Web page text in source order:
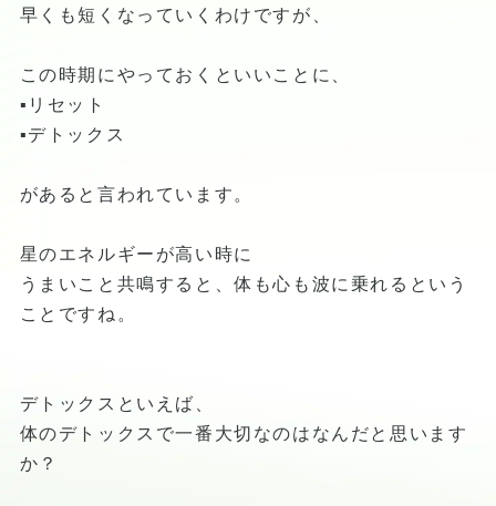
早くも短くなっていくわけですが、
この時期にやっておくといいことに、
▪️リセット
▪️デトックス
があると言われています。
星のエネルギーが高い時に
うまいこと共鳴すると、体も心も波に乗れるという
ことですね。
デトックスといえば、
体のデトックスで一番大切なのはなんだと思います
か？